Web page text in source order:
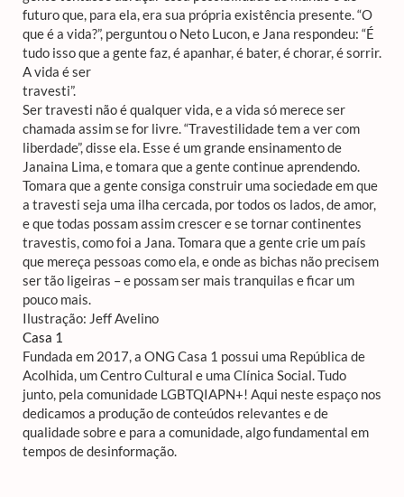
futuro que, para ela, era sua própria existência presente. “O
que é a vida?”, perguntou o Neto Lucon, e Jana respondeu: “É
tudo isso que a gente faz, é apanhar, é bater, é chorar, é sorrir.
A vida é ser
travesti”.
Ser travesti não é qualquer vida, e a vida só merece ser
chamada assim se for livre. “Travestilidade tem a ver com
liberdade”, disse ela. Esse é um grande ensinamento de
Janaina Lima, e tomara que a gente continue aprendendo.
Tomara que a gente consiga construir uma sociedade em que
a travesti seja uma ilha cercada, por todos os lados, de amor,
e que todas possam assim crescer e se tornar continentes
travestis, como foi a Jana. Tomara que a gente crie um país
que mereça pessoas como ela, e onde as bichas não precisem
ser tão ligeiras – e possam ser mais tranquilas e ficar um
pouco mais.
Ilustração: Jeff Avelino
Casa 1
Fundada em 2017, a ONG Casa 1 possui uma República de
Acolhida, um Centro Cultural e uma Clínica Social. Tudo
junto, pela comunidade LGBTQIAPN+! Aqui neste espaço nos
dedicamos a produção de conteúdos relevantes e de
qualidade sobre e para a comunidade, algo fundamental em
tempos de desinformação.